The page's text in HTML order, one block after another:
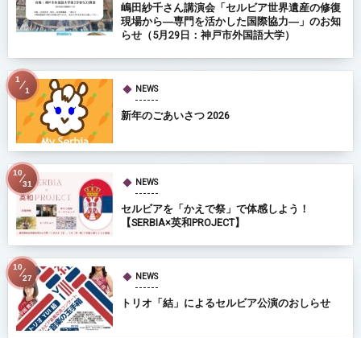
嶋田紗千さん講演会「セルビア世界遺産の修復
現場から―専門を活かした国際協力―」のお知
らせ（5月29日：神戸市外国語大学）
NEWS
新年のごあいさつ 2026
1
1
NEWS
セルビアを「かえで祭」で体感しよう！
【SERBIA×英和PROJECT】
10
31
NEWS
トリオ「結」によるセルビア公演のおしらせ
10
27